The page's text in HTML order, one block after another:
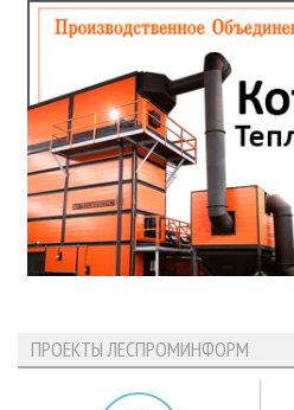
ПРОЕКТЫ ЛЕСПРОМИНФОРМ